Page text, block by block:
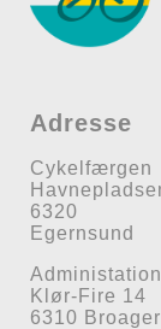
Adresse
Cykelfærgen
6320
Egernsund
Administation
Klør-Fire 14
6310 Broager